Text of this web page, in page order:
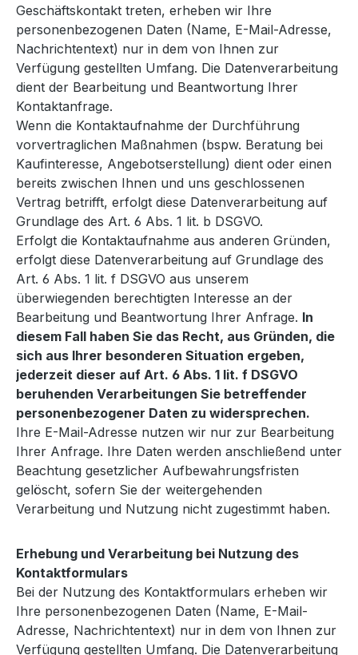
Geschäftskontakt treten, erheben wir Ihre
personenbezogenen Daten (Name, E-Mail-Adresse,
Nachrichtentext) nur in dem von Ihnen zur
Verfügung gestellten Umfang. Die Datenverarbeitung
dient der Bearbeitung und Beantwortung Ihrer
Kontaktanfrage.
Wenn die Kontaktaufnahme der Durchführung
vorvertraglichen Maßnahmen (bspw. Beratung bei
Kaufinteresse, Angebotserstellung) dient oder einen
bereits zwischen Ihnen und uns geschlossenen
Vertrag betrifft, erfolgt diese Datenverarbeitung auf
Grundlage des Art. 6 Abs. 1 lit. b DSGVO.
Erfolgt die Kontaktaufnahme aus anderen Gründen,
erfolgt diese Datenverarbeitung auf Grundlage des
Art. 6 Abs. 1 lit. f DSGVO aus unserem
überwiegenden berechtigten Interesse an der
Bearbeitung und Beantwortung Ihrer Anfrage. In
diesem Fall haben Sie das Recht, aus Gründen, die
sich aus Ihrer besonderen Situation ergeben,
jederzeit dieser auf Art. 6 Abs. 1 lit. f DSGVO
beruhenden Verarbeitungen Sie betreffender
personenbezogener Daten zu widersprechen.
Ihre E-Mail-Adresse nutzen wir nur zur Bearbeitung
Ihrer Anfrage. Ihre Daten werden anschließend unter
Beachtung gesetzlicher Aufbewahrungsfristen
gelöscht, sofern Sie der weitergehenden
Verarbeitung und Nutzung nicht zugestimmt haben.
Erhebung und Verarbeitung bei Nutzung des
Kontaktformulars
Bei der Nutzung des Kontaktformulars erheben wir
Ihre personenbezogenen Daten (Name, E-Mail-
Adresse, Nachrichtentext) nur in dem von Ihnen zur
Verfügung gestellten Umfang. Die Datenverarbeitung